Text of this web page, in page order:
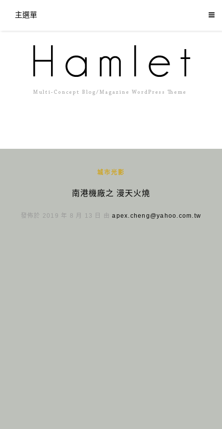
主選單
城市光影
南港機廠之 漫天火燒
發佈於 2019 年 8 月 13 日 由apex.cheng@yahoo.com.tw